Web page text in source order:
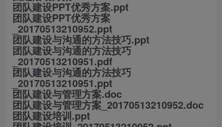
团队建设PPT优秀方案.ppt
团队建设PPT优秀方案
_20170513210952.ppt
团队建设与沟通的方法技巧.ppt
团队建设与沟通的方法技巧
_20170513210951.pdf
团队建设与沟通的方法技巧
_20170513210951.ppt
团队建设与管理方案.doc
团队建设与管理方案_20170513210952.doc
团队建设培训.ppt